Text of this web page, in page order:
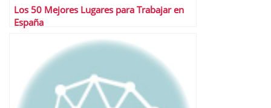
Los 50 Mejores Lugares para Trabajar en
España